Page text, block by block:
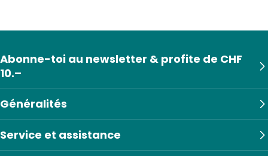
Généralités
Service et assistance
Abonne-toi au newsletter & profite de CHF
10.–